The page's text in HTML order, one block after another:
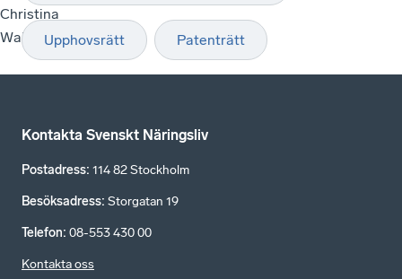
Christina
WainikkaUpphovsrätt Patenträtt
Kontakta Svenskt Näringsliv
Postadress: 114 82 Stockholm
Besöksadress: Storgatan 19
Telefon: 08-553 430 00
Kontakta oss